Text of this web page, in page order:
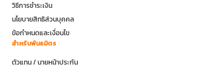
วิธีการชำระเงิน
นโยบายสิทธิส่วนบุคคล
ข้อกำหนดและเงื่อนไข
สำหรับพันธมิตร
ตัวแทน / นายหน้าประกัน